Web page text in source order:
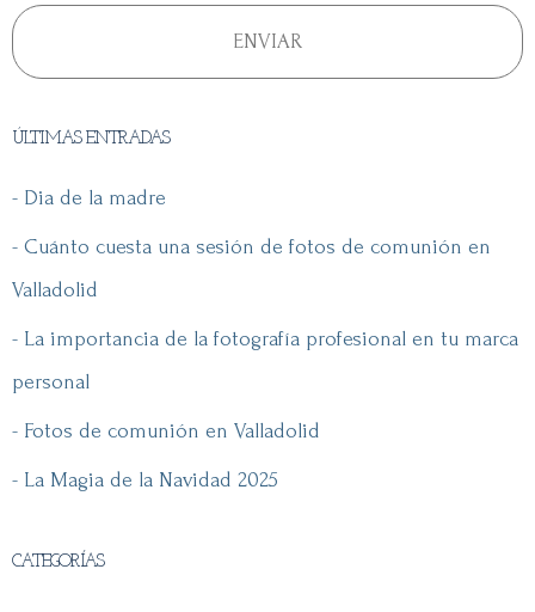
ÚLTIMAS ENTRADAS
- Dia de la madre
- Cuánto cuesta una sesión de fotos de comunión en
Valladolid
- La importancia de la fotografía profesional en tu marca
personal
- Fotos de comunión en Valladolid
- La Magia de la Navidad 2025
CATEGORÍAS